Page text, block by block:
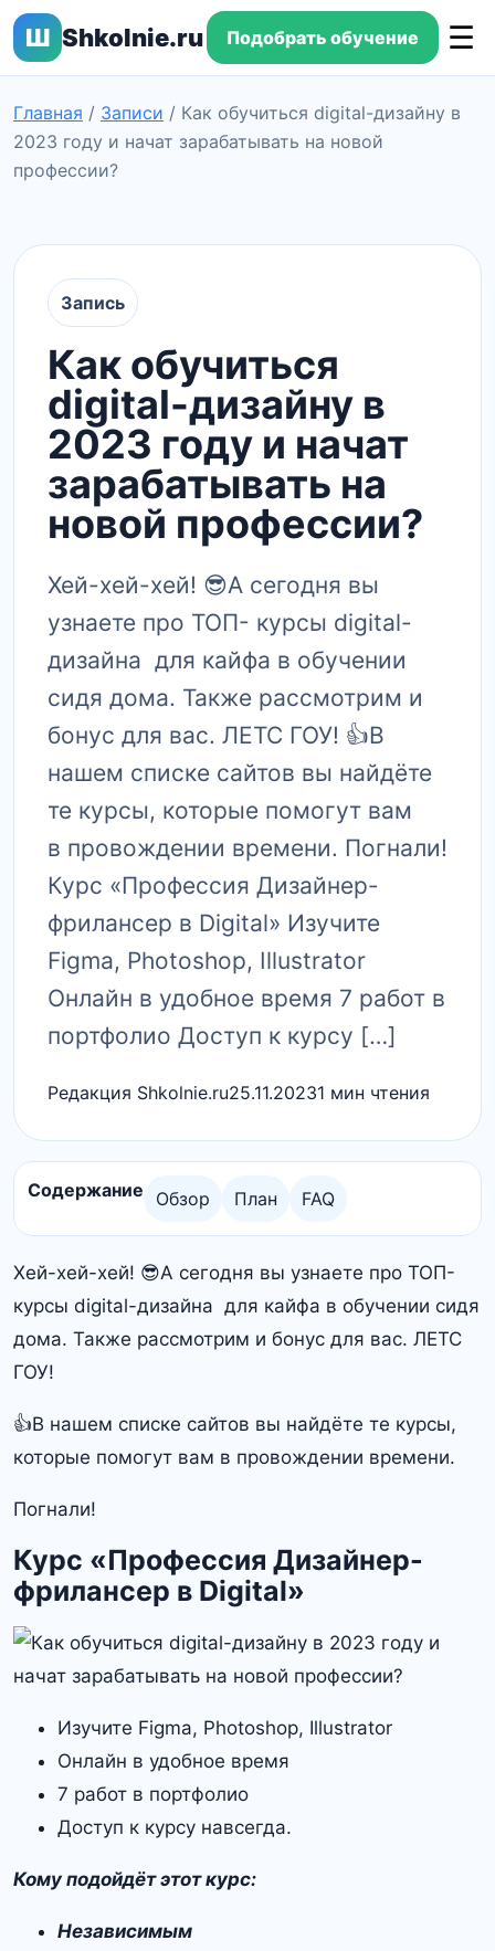
Ш Shkolnie.ru Подобрать обучение ☰
Главная / Записи / Как обучиться digital-дизайну в
2023 году и начат зарабатывать на новой
профессии?
Запись
Как обучиться
digital-дизайну в
2023 году и начат
зарабатывать на
новой профессии?
Хей-хей-хей! 😎А сегодня вы
узнаете про ТОП- курсы digital-
дизайна для кайфа в обучении
сидя дома. Также рассмотрим и
бонус для вас. ЛЕТС ГОУ! 👍В
нашем списке сайтов вы найдёте
те курсы, которые помогут вам
в провождении времени. Погнали!
Курс «Профессия Дизайнер-
фрилансер в Digital» Изучите
Figma, Photoshop, Illustrator
Онлайн в удобное время 7 работ в
портфолио Доступ к курсу […]
Редакция Shkolnie.ru25.11.20231 мин чтения
Содержание Обзор План FAQ
Хей-хей-хей! 😎А сегодня вы узнаете про ТОП-
курсы digital-дизайна для кайфа в обучении сидя
дома. Также рассмотрим и бонус для вас. ЛЕТС
ГОУ!
👍В нашем списке сайтов вы найдёте те курсы,
которые помогут вам в провождении времени.
Погнали!
Курс «Профессия Дизайнер-
фрилансер в Digital»
Изучите Figma, Photoshop, Illustrator
Онлайн в удобное время
7 работ в портфолио
Доступ к курсу навсегда.
Кому подойдёт этот курс:
Независимым